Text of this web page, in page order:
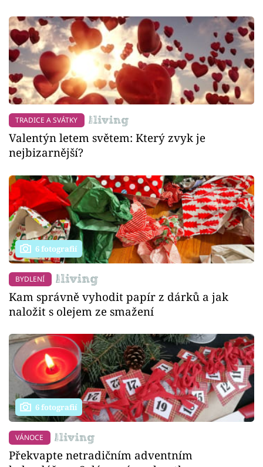
TRADICE A SVÁTKY
Valentýn letem světem: Který zvyk je
nejbizarnější?
6 fotografií
BYDLENÍ
Kam správně vyhodit papír z dárků a jak
naložit s olejem ze smažení
6 fotografií
VÁNOCE
Překvapte netradičním adventním